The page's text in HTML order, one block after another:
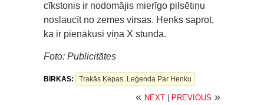
cīkstonis ir nodomājis mierīgo pilsētiņu
noslaucīt no zemes virsas. Henks saprot,
ka ir pienākusi viņa X stunda.
Foto: Publicitātes
BIRKAS: Trakās Ķepas. Leģenda Par Henku
« NEXT PREVIOUS »